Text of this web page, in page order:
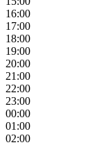
16:00
17:00
18:00
19:00
20:00
21:00
22:00
23:00
00:00
01:00
02:00